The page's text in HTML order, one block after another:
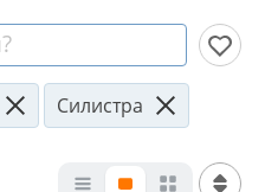
Силистра